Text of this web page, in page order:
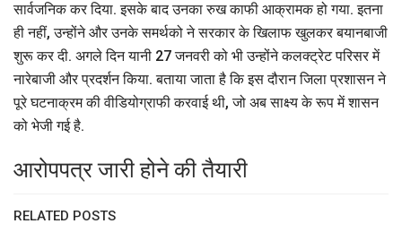
सार्वजनिक कर दिया. इसके बाद उनका रुख काफी आक्रामक हो गया. इतना
ही नहीं, उन्होंने और उनके समर्थको ने सरकार के खिलाफ खुलकर बयानबाजी
शुरू कर दी. अगले दिन यानी 27 जनवरी को भी उन्होंने कलक्ट्रेट परिसर में
नारेबाजी और प्रदर्शन किया. बताया जाता है कि इस दौरान जिला प्रशासन ने
पूरे घटनाक्रम की वीडियोग्राफी करवाई थी, जो अब साक्ष्य के रूप में शासन
को भेजी गई है.
आरोपपत्र जारी होने की तैयारी
RELATED POSTS